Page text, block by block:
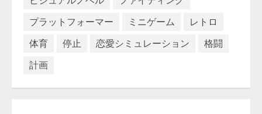
プラットフォーマー
ミニゲーム
レトロ
体育
停止 恋愛シミュレーション
格闘
計画